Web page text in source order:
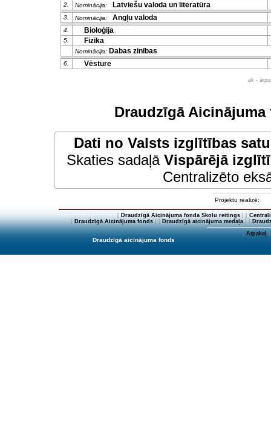
2. Nominācija: Latviešu valoda un literatūra
3. Nominācija: Angļu valoda
4. Bioloģija
5. Fizika
Nominācija: Dabas zinības
6. Vēsture
ak -
Draudzīgā
Dati no Valsts izglītības
Skaties sadaļā Vispārējā
Centralizēto
Projektu realizē:
[ Draudzīgā Aicinājuma fonda Skolu reitings] [
[Draudzīgā Aicinājuma fonds] [Draudzīgā aicinājuma medaļa] [
[Atpakaļ]
Draudzīgā aicinājuma fonds